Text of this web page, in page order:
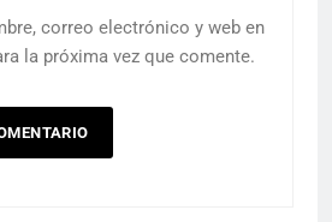
correo electrónico y web en
la próxima vez que comente.